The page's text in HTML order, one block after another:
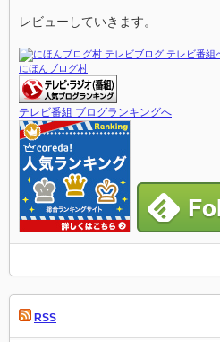
レビューしていきます。
にほんブログ村
テレビ番組 ブログランキングへ
RSS